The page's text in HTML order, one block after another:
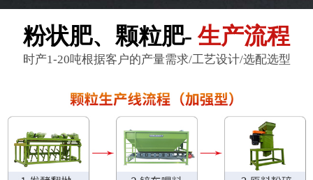
粉状肥、颗粒肥- 生产流程
时产1-20吨根据客户的产量需求/工艺设计/选配选型